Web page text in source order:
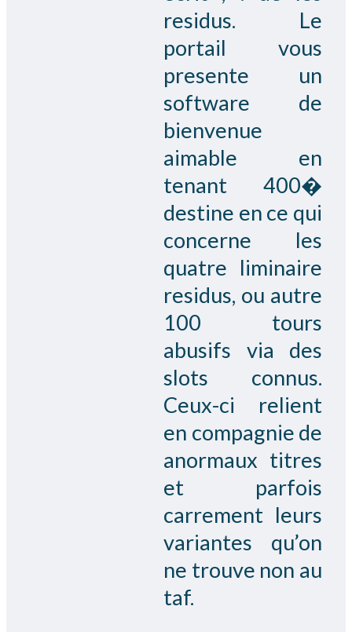
residus. Le
portail vous
presente un
software de
bienvenue
aimable en
tenant 400�
destine en ce qui
concerne les
quatre liminaire
residus, ou autre
100 tours
abusifs via des
slots connus.
Ceux-ci relient
en compagnie de
anormaux titres
et parfois
carrement leurs
variantes qu’on
ne trouve non au
taf.